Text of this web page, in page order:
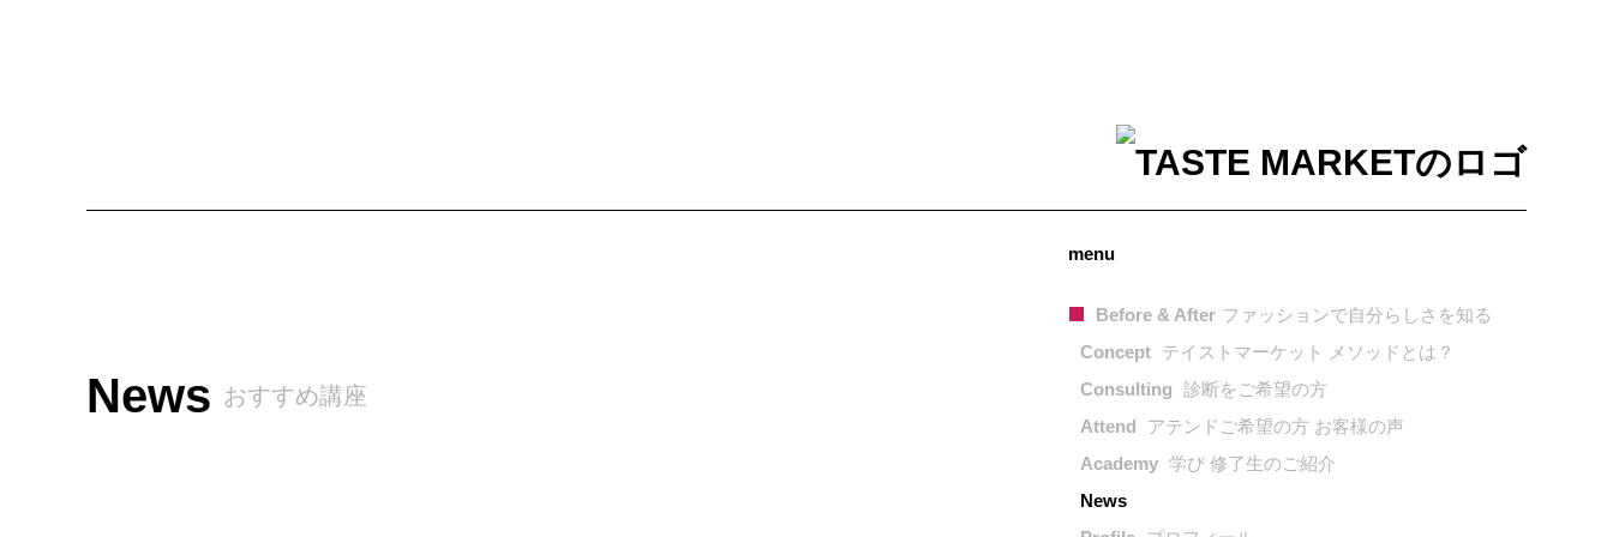
News おすすめ講座
menu
Before & After ファッションで自分らしさを知る
Concept テイストマーケット メソッドとは？
Consulting 診断をご希望の方
Attend
アテンドご希望の方 お客様の声
Academy 学び 修了生のご紹介
News